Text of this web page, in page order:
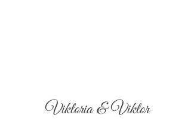
Viktoria & Viktor